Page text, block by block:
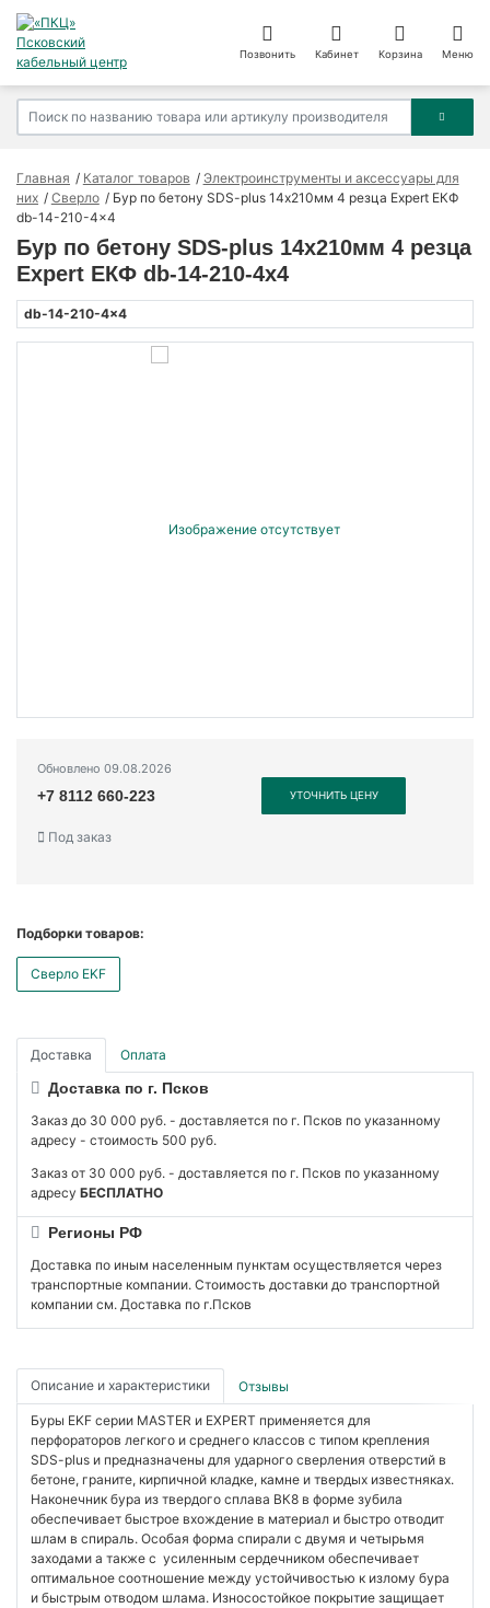
Позвонить Кабинет Корзина Меню
Главная Каталог товаров
Электроинструменты и аксессуары для
них
Сверло
Бур по бетону SDS-plus 14х210мм 4 резца Expert ЕКФ
db-14-210-4x4
Бур по бетону SDS-plus 14х210мм 4 резца
Expert ЕКФ db-14-210-4x4
db-14-210-4x4
Обновлено 09.08.2026
+7 8112 660-223 УТОЧНИТЬ ЦЕНУ
Под заказ
Подборки товаров:
Сверло EKF
Доставка Оплата
Доставка по г. Псков
Заказ до 30 000 руб. - доставляется по г. Псков по указанному
адресу - стоимость 500 руб.
Заказ от 30 000 руб. - доставляется по г. Псков по указанному
адресу БЕСПЛАТНО
Регионы РФ
Доставка по иным населенным пунктам осуществляется через
транспортные компании. Стоимость доставки до транспортной
компании см. Доставка по г.Псков
Описание и характеристики Отзывы
Буры EKF серии MASTER и EXPERT применяется для
перфораторов легкого и среднего классов с типом крепления
SDS-plus и предназначены для ударного сверления отверстий в
бетоне, граните, кирпичной кладке, камне и твердых известняках.
Наконечник бура из твердого сплава ВК8 в форме зубила
обеспечивает быстрое вхождение в материал и быстро отводит
шлам в спираль. Особая форма спирали с двумя и четырьмя
заходами а также с усиленным сердечником обеспечивает
оптимальное соотношение между устойчивостью к излому бура
и быстрым отводом шлама. Износостойкое покрытие защищает